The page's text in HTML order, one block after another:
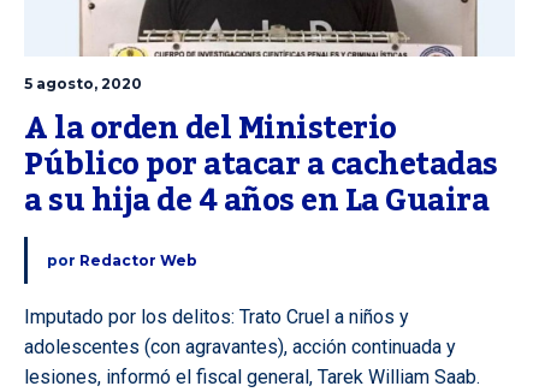
5 agosto, 2020
A la orden del Ministerio
Público por atacar a cachetadas
a su hija de 4 años en La Guaira
por Redactor Web
Imputado por los delitos: Trato Cruel a niños y
adolescentes (con agravantes), acción continuada y
lesiones, informó el fiscal general, Tarek William Saab.